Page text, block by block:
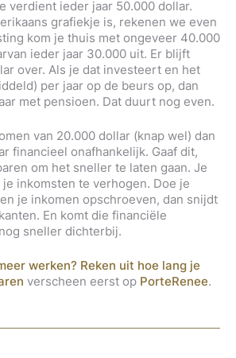
verdient ieder jaar 50.000 dollar.
grafiekje is, rekenen we even
kom je thuis met ongeveer 40.000
ieder jaar 30.000 uit. Er blijft
over. Als je dat investeert en het
per jaar op de beurs op, dan
met pensioen. Dat duurt nog even.
van 20.000 dollar (knap wel) dan
financieel onafhankelijk. Gaaf dit,
om het sneller te laten gaan. Je
inkomsten te verhogen. Doe je
je inkomen opschroeven, dan snijdt
En komt die financiële
sneller dichterbij.
werken? Reken uit hoe lang je
verscheen eerst op PorteRenee.